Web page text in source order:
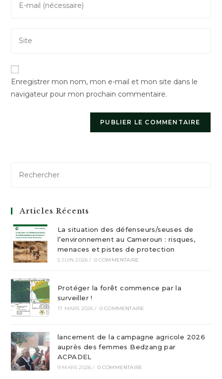
comment
your
address
l’URL
votre
site
(facultatif)
Enregistrer mon nom, mon e-mail et mon site dans le
navigateur pour mon prochain commentaire.
Articles Récents
La situation des défenseurs/seuses de
l’environnement au Cameroun : risques,
menaces et pistes de protection
5 JUIN 2026 / 0 COMMENTAIRE
Protéger la forêt commence par la
surveiller !
17 MARS 2026 / 0 COMMENTAIRE
lancement de la campagne agricole 2026
auprès des femmes Bedzang par
ACPADEL
9 MARS 2026 / 0 COMMENTAIRE